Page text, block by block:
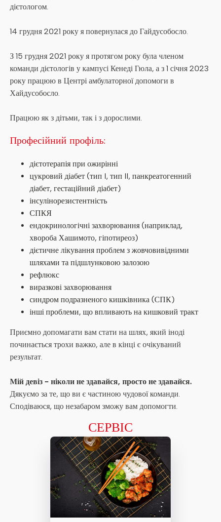
дієтологом.
14 грудня 2021 року я повернулася до Гайдусобосло.
З 15 грудня 2021 року я протягом року була членом
команди дієтологів у кампусі Кенеді Гюла, а з 1 січня 2023
року працюю в Центрі амбулаторної допомоги в
Хайдусобосло.
Працюю як з дітьми, так і з дорослими.
Професійний профіль:
дієтотерапія при ожирінні
цукровий діабет (тип I, тип II, панкреатогенний
діабет, гестаційний діабет)
інсулінорезистентність
СПКЯ
ендокринологічні захворювання (наприклад,
хвороба Хашимото, гіпотиреоз)
дієтичне лікування проблем з жовчовивідними
шляхами та підшлунковою залозою
рефлюкс
виразкові захворювання
синдром подразненого кишківника (СПК)
інші проблеми, що впливають на кишковий тракт
Приємно допомагати вам стати на шлях, який іноді
починається трохи важко, але в кінці є очікуваний
результат.
Мій девіз - ніколи не здавайся, просто не здавайся.
Дякуємо за те, що ви є частиною чудової команди.
Сподіваюся, що незабаром зможу вам допомогти.
СЕРВІС